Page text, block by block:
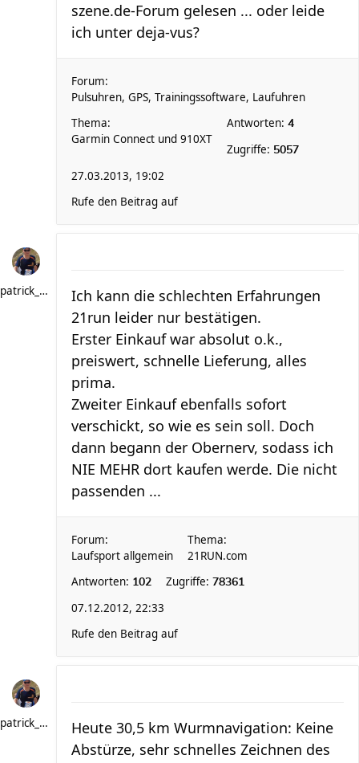
szene.de-Forum gelesen ... oder leide
ich unter deja-vus?
Forum:
Pulsuhren, GPS, Trainingssoftware, Laufuhren
Thema:
Garmin Connect und 910XT
Antworten: 4
Zugriffe: 5057
27.03.2013, 19:02
Rufe den Beitrag auf
patrick_schere
Ich kann die schlechten Erfahrungen
21run leider nur bestätigen.
Erster Einkauf war absolut o.k.,
preiswert, schnelle Lieferung, alles
prima.
Zweiter Einkauf ebenfalls sofort
verschickt, so wie es sein soll. Doch
dann begann der Obernerv, sodass ich
NIE MEHR dort kaufen werde. Die nicht
passenden ...
Forum:
Laufsport allgemein
Thema:
21RUN.com
Antworten: 102 Zugriffe: 78361
07.12.2012, 22:33
Rufe den Beitrag auf
patrick_schere
Heute 30,5 km Wurmnavigation: Keine
Abstürze, sehr schnelles Zeichnen des